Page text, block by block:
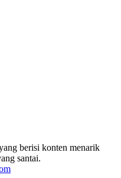
berisi konten menarik
santai.